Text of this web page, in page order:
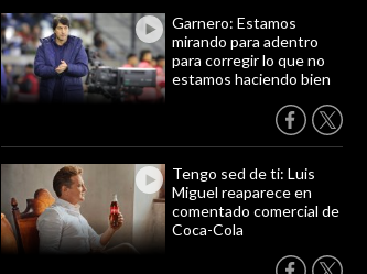
Garnero: Estamos
mirando para adentro
para corregir lo que no
estamos haciendo bien
Tengo sed de ti: Luis
Miguel reaparece en
comentado comercial de
Coca-Cola